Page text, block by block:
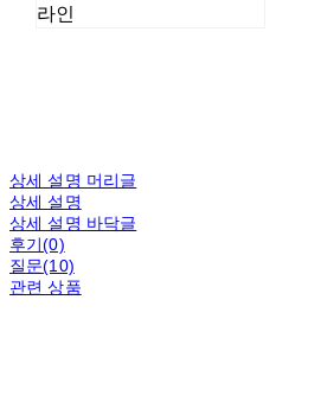
라인
상세 설명 머리글
상세 설명
상세 설명 바닥글
후기(0)
질문(10)
관련 상품